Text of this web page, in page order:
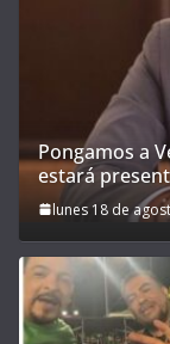
Pongamos a
estará
lunes 18 de